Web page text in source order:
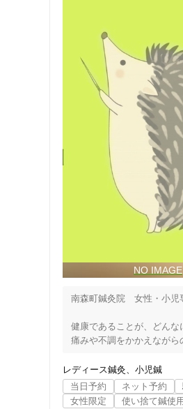
南森町鍼灸院　女性・小児
健康であることが、どんな
痛みや不調をかかえながら
病院に行くほどでもないが
その状態が習慣になってい
そのような身体の状態に
レディース鍼灸
小児鍼
当日予約
ネット予約
女性限定
使い捨て鍼使用